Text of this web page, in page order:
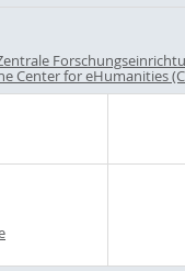
Center for eHumanities